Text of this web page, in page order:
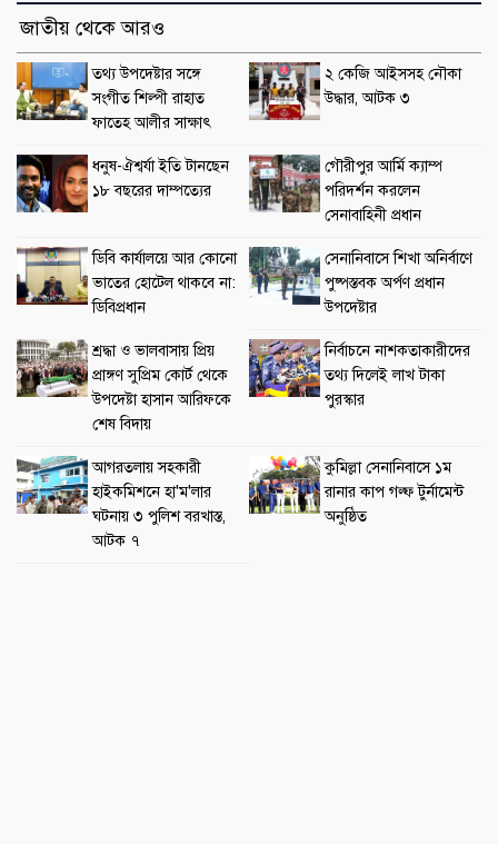
জাতীয় থেকে আরও
তথ্য উপদেষ্টার সঙ্গে
সংগীত শিল্পী রাহাত
ফাতেহ আলীর সাক্ষাৎ
২ কেজি আইসসহ নৌকা
উদ্ধার, আটক ৩
ধনুষ-ঐশ্বর্যা ইতি টানছেন
১৮ বছরের দাম্পত্যের
গৌরীপুর আর্মি ক্যাম্প
পরিদর্শন করলেন
সেনাবাহিনী প্রধান
ডিবি কার্যালয়ে আর কোনো
ভাতের হোটেল থাকবে না:
ডিবিপ্রধান
সেনানিবাসে শিখা অনির্বাণে
পুষ্পস্তবক অর্পণ প্রধান
উপদেষ্টার
শ্রদ্ধা ও ভালবাসায় প্রিয়
প্রাঙ্গণ সুপ্রিম কোর্ট থেকে
উপদেষ্টা হাসান আরিফকে
শেষ বিদায়
নির্বাচনে নাশকতাকারীদের
তথ্য দিলেই লাখ টাকা
পুরস্কার
আগরতলায় সহকারী
হাইকমিশনে হা'ম'লার
ঘটনায় ৩ পুলিশ বরখাস্ত,
আটক ৭
কুমিল্লা সেনানিবাসে ১ম
রানার কাপ গল্ফ টুর্নামেন্ট
অনুষ্ঠিত